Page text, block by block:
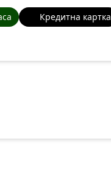
Кредитна картка